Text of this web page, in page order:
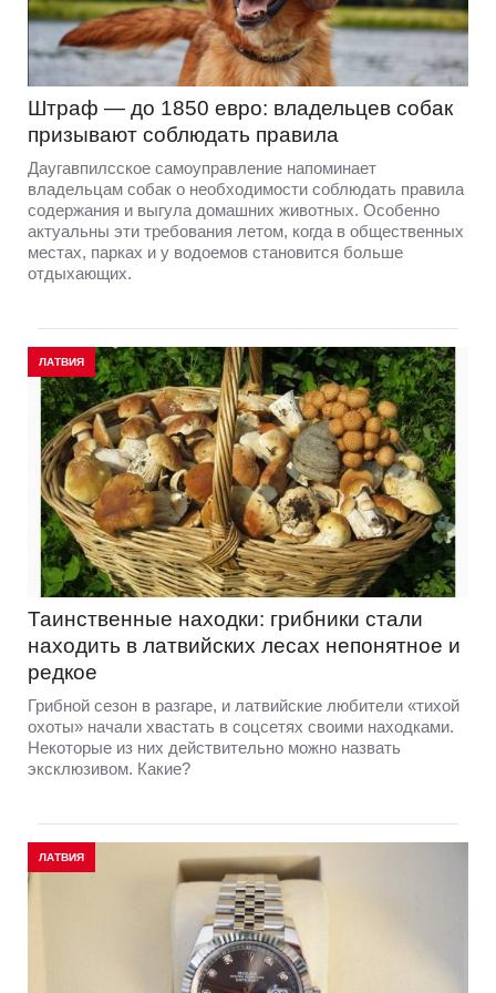
Штраф — до 1850 евро: владельцев собак
призывают соблюдать правила
Даугавпилсское самоуправление напоминает
владельцам собак о необходимости соблюдать правила
содержания и выгула домашних животных. Особенно
актуальны эти требования летом, когда в общественных
местах, парках и у водоемов становится больше
отдыхающих.
ЛАТВИЯ
Таинственные находки: грибники стали
находить в латвийских лесах непонятное и
редкое
Грибной сезон в разгаре, и латвийские любители «тихой
охоты» начали хвастать в соцсетях своими находками.
Некоторые из них действительно можно назвать
эксклюзивом. Какие?
ЛАТВИЯ